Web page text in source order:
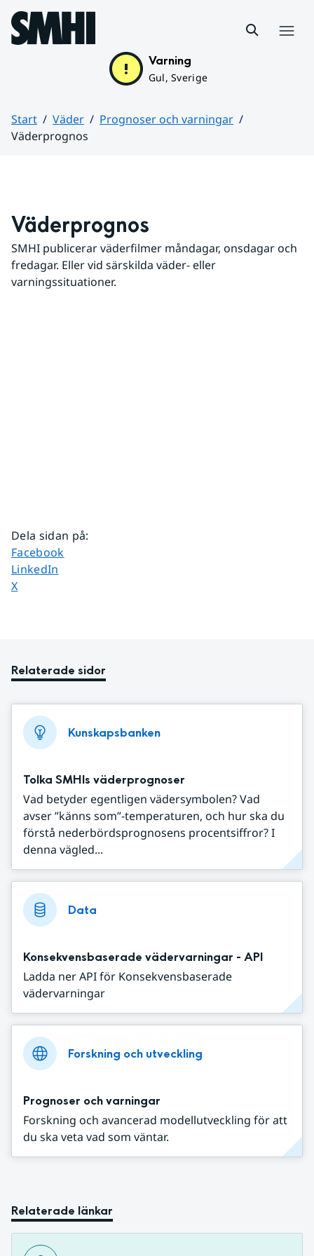
Hoppa till sidans innehåll
Varning
Gul, Sverige
Start Väder
Prognoser och varningar
Väderprognos
Väderprognos
SMHI publicerar väderfilmer måndagar, onsdagar och
fredagar. Eller vid särskilda väder- eller
varningssituationer.
Dela sidan på:
Dela sidan på
Facebook
Dela sidan på
LinkedIn
Dela sidan på
X
Relaterade sidor
Kunskapsbanken
Tolka SMHIs väderprognoser
Vad betyder egentligen vädersymbolen? Vad
avser ”känns som”-temperaturen, och hur ska du
förstå nederbördsprognosens procentsiffror? I
denna vägled...
Data
Konsekvensbaserade vädervarningar - API
Ladda ner API för Konsekvensbaserade
vädervarningar
Forskning och utveckling
Prognoser och varningar
Forskning och avancerad modellutveckling för att
du ska veta vad som väntar.
Relaterade länkar